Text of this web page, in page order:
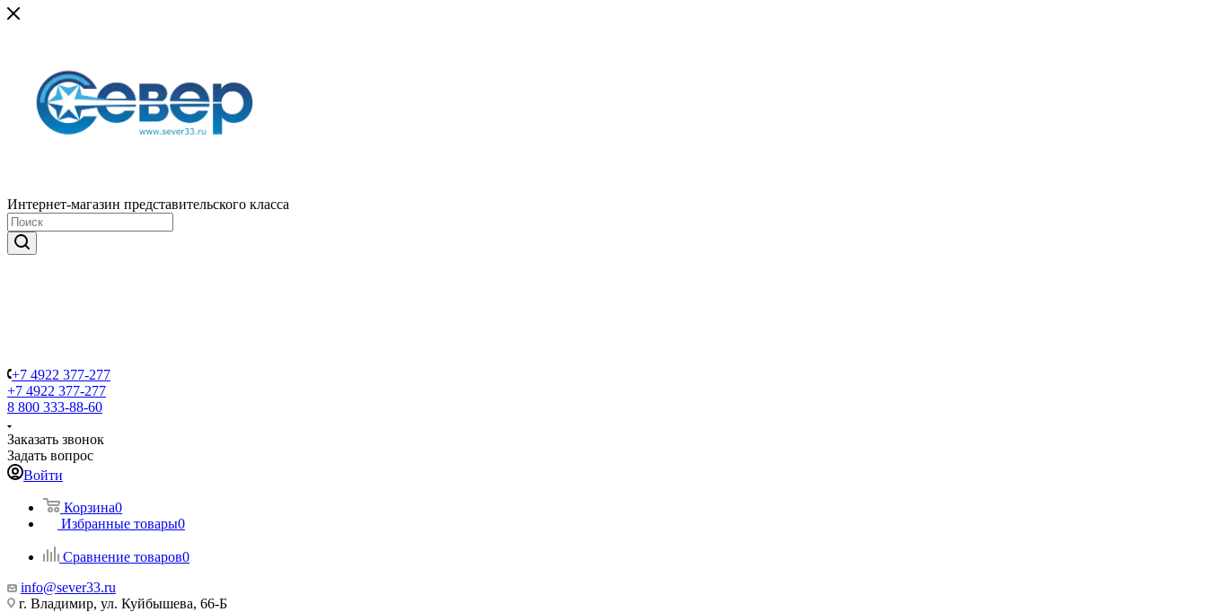
Интернет-магазин представительского класса
+7 4922 377-277
+7 4922 377-277
8 800 333-88-60
Заказать звонок
Задать вопрос
Войти
Корзина0
Избранные товары0
Сравнение товаров0
info@sever33.ru
г. Владимир, ул. Куйбышева, 66-Б